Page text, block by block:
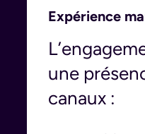
Expérience
une
canaux :